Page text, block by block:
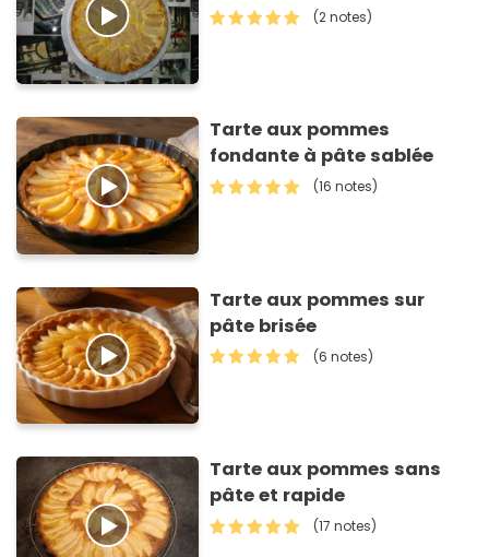
(2 notes)
Tarte aux pommes
fondante à pâte sablée
(16 notes)
Tarte aux pommes sur
pâte brisée
(6 notes)
Tarte aux pommes sans
pâte et rapide
(17 notes)